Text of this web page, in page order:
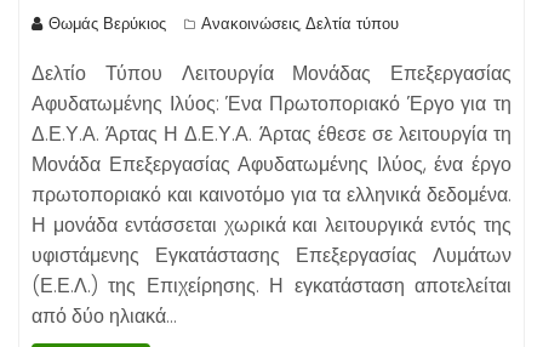
Θωμάς Βερύκιος Ανακοινώσεις, Δελτία τύπου
Δελτίο Τύπου Λειτουργία Μονάδας Επεξεργασίας
Αφυδατωμένης Ιλύος: Ένα Πρωτοποριακό Έργο για τη
Δ.Ε.Υ.Α. Άρτας Η Δ.Ε.Υ.Α. Άρτας έθεσε σε λειτουργία τη
Μονάδα Επεξεργασίας Αφυδατωμένης Ιλύος, ένα έργο
πρωτοποριακό και καινοτόμο για τα ελληνικά δεδομένα.
Η μονάδα εντάσσεται χωρικά και λειτουργικά εντός της
υφιστάμενης Εγκατάστασης Επεξεργασίας Λυμάτων
(Ε.Ε.Λ.) της Επιχείρησης. Η εγκατάσταση αποτελείται
από δύο ηλιακά…